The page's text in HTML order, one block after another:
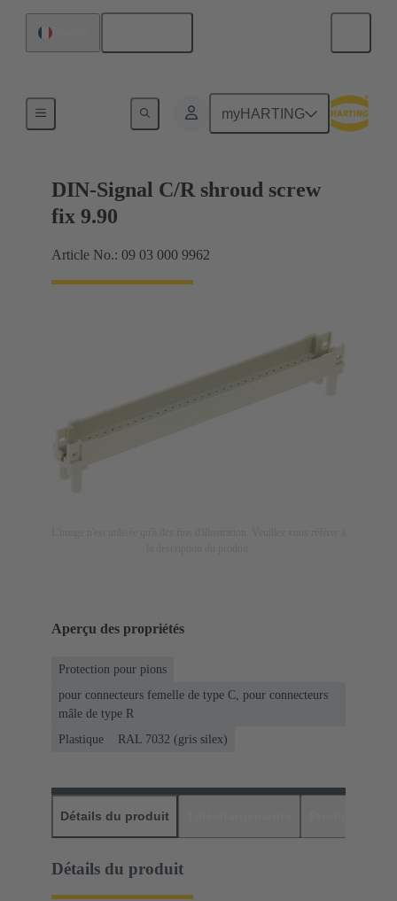
myHARTING
Raccordement carte mère à carte fille
DIN-Signal C/R shroud screw
fix 9.90
Article No.: 09 03 000 9962
Aperçu des propriétés
Protection pour pions
pour connecteurs femelle de type C, pour connecteurs
mâle de type R
Plastique
RAL 7032 (gris silex)
Détails du produit
Détails du produit